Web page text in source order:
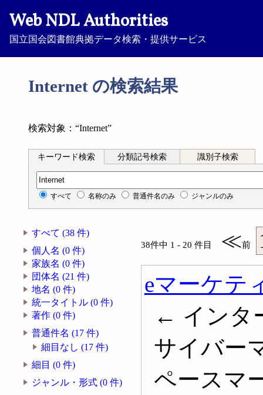
Web NDL Authorities
国立国会図書館典拠データ検索・提供サービス
Internet の検索結果
検索対象：“Internet”
キーワード検索 分類記号検索 識別子検索
キーワード検索
すべて 名称のみ 普通件名のみ ジャンルのみ
すべて (38 件)
個人名 (0 件)
家族名 (0 件)
団体名 (21 件)
地名 (0 件)
統一タイトル (0 件)
著作 (0 件)
普通件名 (17 件)
細目なし (17 件)
細目 (0 件)
ジャンル・形式 (0 件)
38件中 1 - 20 件目 ≪前
eマーケテ
← インタ
サイバー
ペースマ